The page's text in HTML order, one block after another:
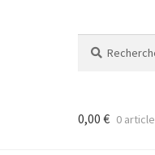
pour :
0,00 € 0 article